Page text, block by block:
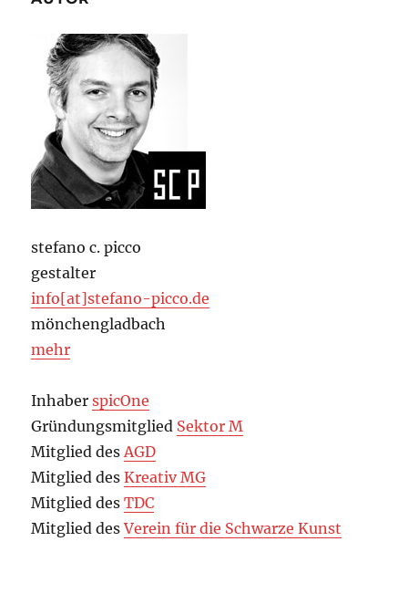
stefano c. picco
gestalter
info[at]stefano-picco.de
mönchengladbach
mehr
InhaberspicOne
Gründungsmitglied Sektor M
Mitglied desAGD
Mitglied desKreativ MG
Mitglied desTDC
Mitglied desVerein für die Schwarze Kunst